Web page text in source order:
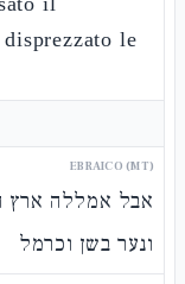
disprezzato le
EBRAICO (MT)
אבל אמללה ארץ
ונער בשן וכרמל